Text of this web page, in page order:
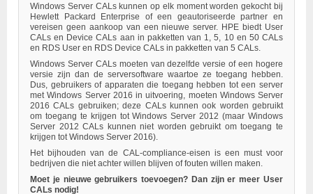
Windows Server CALs kunnen op elk moment worden gekocht bij
Hewlett Packard Enterprise of een geautoriseerde partner en
vereisen geen aankoop van een nieuwe server. HPE biedt User
CALs en Device CALs aan in pakketten van 1, 5, 10 en 50 CALs
en RDS User en RDS Device CALs in pakketten van 5 CALs.
Windows Server CALs moeten van dezelfde versie of een hogere
versie zijn dan de serversoftware waartoe ze toegang hebben.
Dus, gebruikers of apparaten die toegang hebben tot een server
met Windows Server 2016 in uitvoering, moeten Windows Server
2016 CALs gebruiken; deze CALs kunnen ook worden gebruikt
om toegang te krijgen tot Windows Server 2012 (maar Windows
Server 2012 CALs kunnen niet worden gebruikt om toegang te
krijgen tot Windows Server 2016).
Het bijhouden van de CAL-compliance-eisen is een must voor
bedrijven die niet achter willen blijven of fouten willen maken.
Moet je nieuwe gebruikers toevoegen? Dan zijn er meer User
CALs nodig!